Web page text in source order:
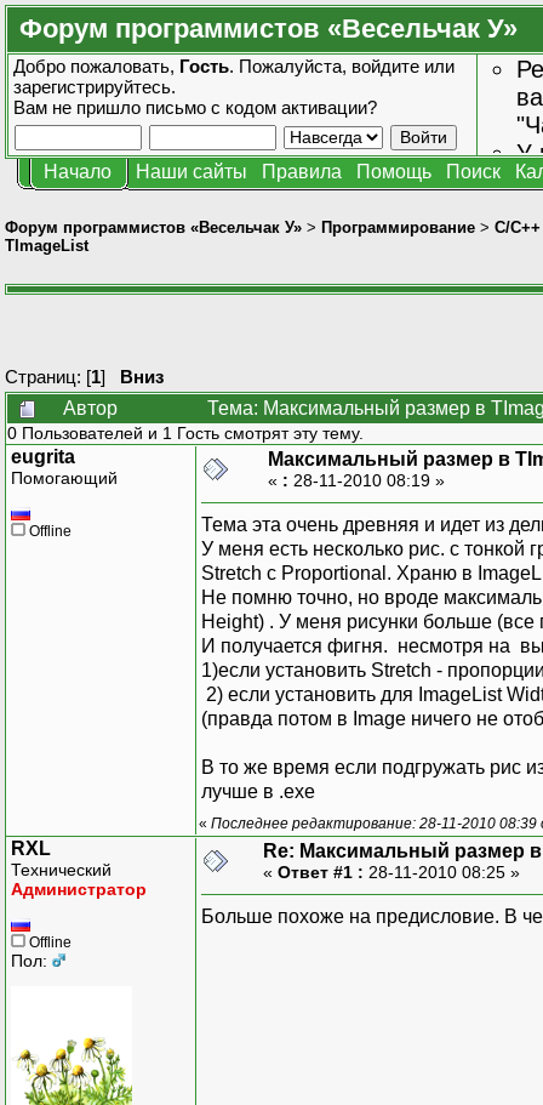
Форум программистов «Весельчак У»
Добро пожаловать, Гость. Пожалуйста, войдите или
зарегистрируйтесь.
Вам не пришло письмо с кодом активации?
У
Начало Наши сайты Правила Помощь Поиск
Форум программистов «Весельчак У» > Программирование > C/C++
TImageList
Страниц: [1] Вниз
Автор
Тема: Максимальный размер в
0 Пользователей и 1 Гость смотрят эту тему.
eugrita
Помогающий
Offline
Максимальный размер в
« : 28-11-2010 08:19 »
Тема эта очень древняя и идет из
У меня есть несколько рис. с тонкой
Stretch с Proportional. Храню в
Не помню точно, но вроде
Height) . У меня рисунки больше
И получается фигня. несмотря на
1)если установить Stretch -
2) если установить для ImageList
(правда потом в Image ничего не
В то же время если подгружать рис
лучше в .exe
« Последнее редактирование: 28-11-2010 08:39
RXL
Технический
Администратор
Offline
Пол:
Re: Максимальный размер
« Ответ #1 : 28-11-2010 08:25 »
Больше похоже на предисловие. В